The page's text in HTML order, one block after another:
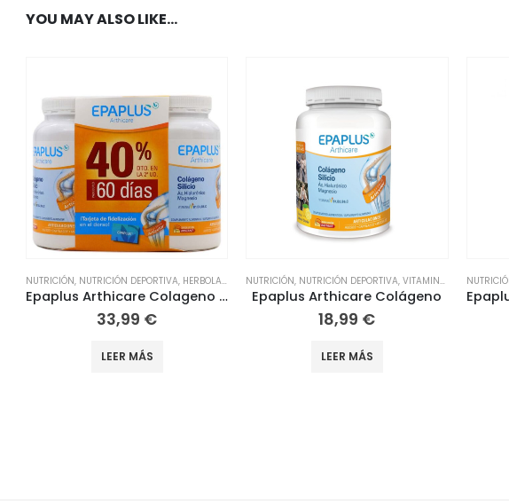
YOU MAY ALSO LIKE…
NUTRICIÓN, NUTRICIÓN DEPORTIVA, HERBOLARIO FATIGA / CANSANCIO,HUESOS / ARTICULACIONES
Epaplus Arthicare Colageno Pack Duplo 60 Días
33,99 €
LEER MÁS
NUTRICIÓN, NUTRICIÓN DEPORTIVA,VITAMINAS
Epaplus Arthicare Colágeno
18,99 €
LEER MÁS